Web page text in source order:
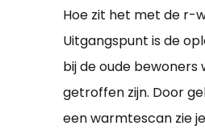
Hoe zit het met de r-
Uitgangspunt is de
bij de oude
getroffen zijn. Door
een warmtescan zie